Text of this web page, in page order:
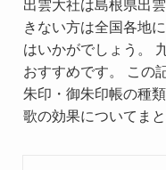
出雲大社は島根県出
きない方は全国各地
はいかがでしょう。
おすすめです。 この
朱印・御朱印帳の種
歌の効果についてまと